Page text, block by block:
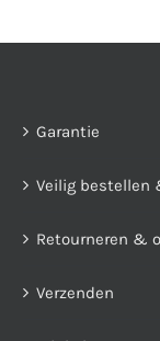
Garantie
Veilig bestellen
Retourneren &
Verzenden